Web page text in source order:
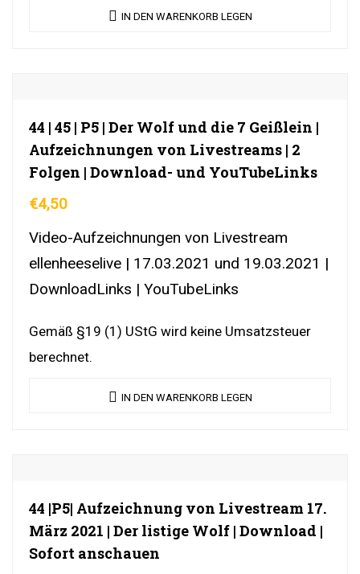
IN DEN WARENKORB LEGEN
44 | 45 | P5 | Der Wolf und die 7 Geißlein |
Aufzeichnungen von Livestreams | 2
Folgen | Download- und YouTubeLinks
€4,50
Video-Aufzeichnungen von Livestream
ellenheeselive | 17.03.2021 und 19.03.2021 |
DownloadLinks | YouTubeLinks
Gemäß §19 (1) UStG wird keine Umsatzsteuer
berechnet.
IN DEN WARENKORB LEGEN
44 |P5| Aufzeichnung von Livestream 17.
März 2021 | Der listige Wolf | Download |
Sofort anschauen